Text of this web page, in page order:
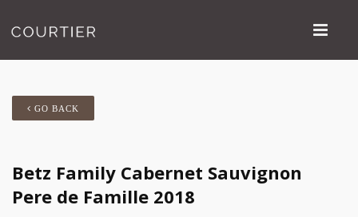
GO BACK
Betz Family Cabernet Sauvignon
Pere de Famille 2018